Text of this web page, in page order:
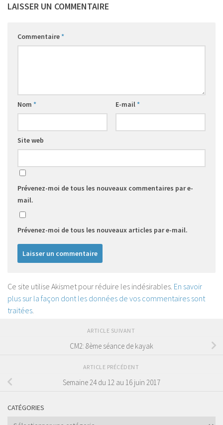
LAISSER UN COMMENTAIRE
Commentaire*
Nom * E-mail*
Site web
Prévenez-moi de tous les nouveaux commentaires par e-
mail.
Prévenez-moi de tous les nouveaux articles par e-mail.
Ce site utilise Akismet pour réduire les indésirables. En savoir
plus sur la façon dont les données de vos commentaires sont
traitées.
ARTICLE SUIVANT
CM2: 8ème séance de kayak
ARTICLE PRÉCÉDENT
Semaine 24 du 12 au 16 juin 2017
CATÉGORIES
Catégories